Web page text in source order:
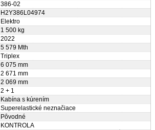
386-02
H2Y386L04974
Elektro
1 500 kg
2022
5 579 Mth
Triplex
6 075 mm
2 671 mm
2 069 mm
2 + 1
Kabína s kúrením
Superelastické neznačiace
Pôvodné
KONTROLA